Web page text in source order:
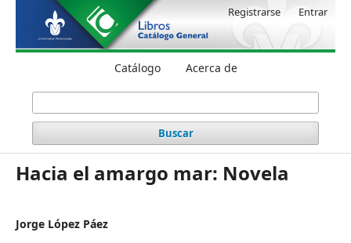
Catálogo Acerca de
Buscar
Registrarse Entrar
Hacia el amargo mar: Novela
Jorge López Páez